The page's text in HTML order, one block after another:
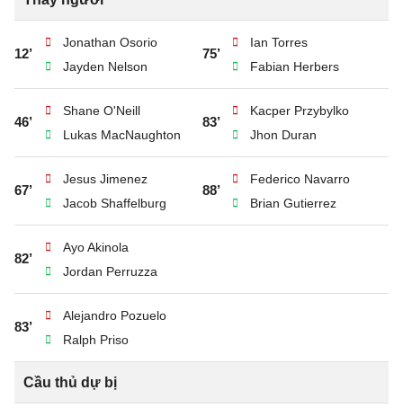
12’
Jonathan Osorio
Jayden Nelson
75’
Ian Torres
Fabian Herbers
46’
Shane O'Neill
Lukas MacNaughton
83’
Kacper Przybylko
Jhon Duran
67’
Jesus Jimenez
Jacob Shaffelburg
88’
Federico Navarro
Brian Gutierrez
82’
Ayo Akinola
Jordan Perruzza
83’
Alejandro Pozuelo
Ralph Priso
Cầu thủ dự bị